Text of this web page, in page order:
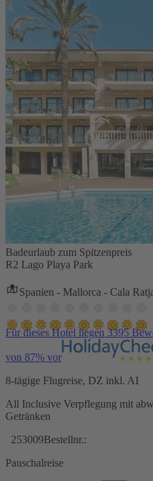
Badeurlaub zum Spitzenpreis
R2 Lago Playa Park
Spanien - Mallorca - Cala
Für dieses Hotel liegen 3395
von 87% vor
8-tägige Flugreise, DZ inkl. AI
All Inclusive Verpflegung mit
Getränken
253009Bestellnr.:
Pauschalreise